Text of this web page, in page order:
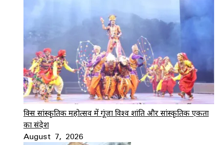
ब्रिक्स सांस्कृतिक महोत्सव में गूंजा विश्व शांति और सांस्कृतिक एकता
का संदेश
August 7, 2026